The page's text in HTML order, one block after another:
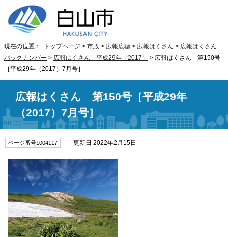
現在の位置： トップページ > 市政 > 広報広聴 > 広報はくさん > 広報はくさん
バックナンバー > 広報はくさん 平成29年（2017）
> 広報はくさん 第150号
［平成29年（2017）7月号］
広報はくさん 第150号［平成29年
（2017）7月号］
ページ番号1004117 更新日 2022年2月15日